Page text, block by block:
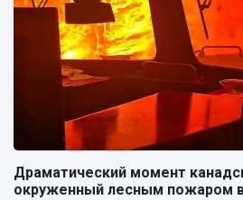
Драматический момент
окруженный лесным пожаром